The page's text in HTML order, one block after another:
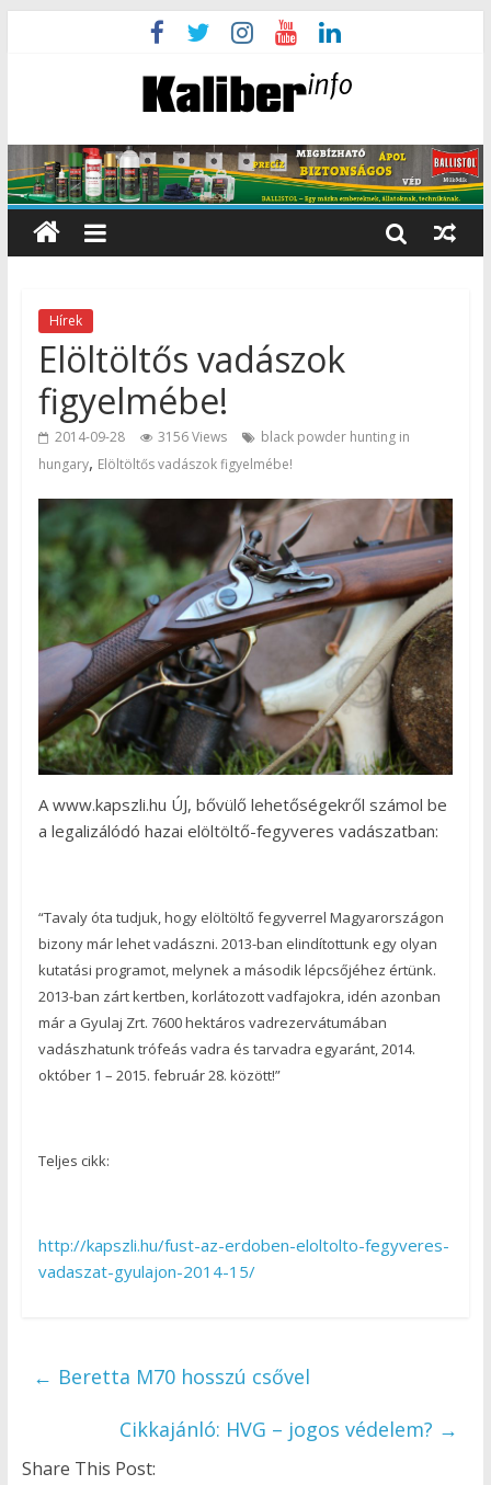
Hírek
Elöltöltős vadászok
figyelmébe!
2014-09-28 3156 Views
black powder hunting in
hungary, Elöltöltős vadászok figyelmébe!
A www.kapszli.hu ÚJ, bővülő lehetőségekről számol be
a legalizálódó hazai elöltöltő-fegyveres vadászatban:
“Tavaly óta tudjuk, hogy elöltöltő fegyverrel Magyarországon
bizony már lehet vadászni. 2013-ban elindítottunk egy olyan
kutatási programot, melynek a második lépcsőjéhez értünk.
2013-ban zárt kertben, korlátozott vadfajokra, idén azonban
már a Gyulaj Zrt. 7600 hektáros vadrezervátumában
vadászhatunk trófeás vadra és tarvadra egyaránt, 2014.
október 1 – 2015. február 28. között!”
Teljes cikk:
http://kapszli.hu/fust-az-erdoben-eloltolto-fegyveres-
vadaszat-gyulajon-2014-15/
← Beretta M70 hosszú csővel
Cikkajánló: HVG – jogos védelem? →
Share This Post: